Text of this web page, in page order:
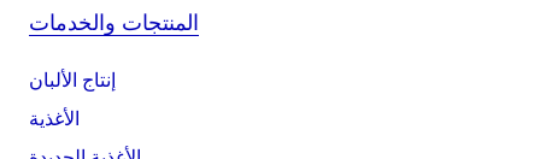
المنتجات والخدمات
إنتاج الألبان
الأغذية